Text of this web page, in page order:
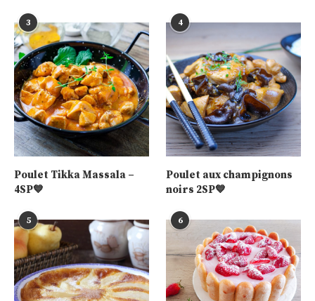
3
Poulet Tikka Massala –
4SP💙
4
Poulet aux champignons
noirs 2SP💙
5 6